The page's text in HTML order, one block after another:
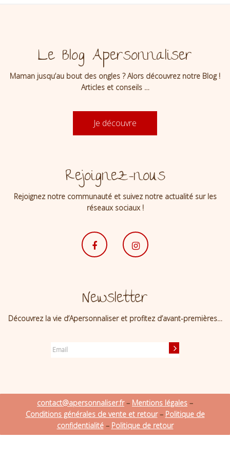
Le Blog Apersonnaliser
Maman jusqu’au bout des ongles ? Alors découvrez notre Blog !
Articles et conseils …
Je découvre
Rejoignez-nous
Rejoignez notre communauté et suivez notre actualité sur les
réseaux sociaux !
Newsletter
Découvrez la vie d’Apersonnaliser et profitez d’avant-premières…
contact@apersonnaliser.fr– Mentions légales –
Conditions générales de vente et retour– Politique de
confidentialité– Politique de retour